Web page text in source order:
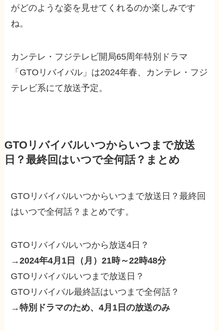
がどのような姿を見せてくれるのか楽しみです
ね。
カンテレ・フジテレビ開局65周年特別ドラマ
「GTOリバイバル」は2024年春、カンテレ・フジ
テレビ系にて放送予定。
GTOリバイバルいつからいつまで放送
日？最終回はいつで全何話？まとめ
GTOリバイバルいつからいつまで放送日？最終回
はいつで全何話？まとめです。
GTOリバイバルいつから放送4日？
→2024年4月1日（月）21時～22時48分
GTOリバイバルいつまで放送日？
GTOリバイバル最終話はいつまで全何話？
→特別ドラマのため、4月1日の放送のみ